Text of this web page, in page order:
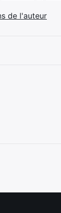
de l'auteur